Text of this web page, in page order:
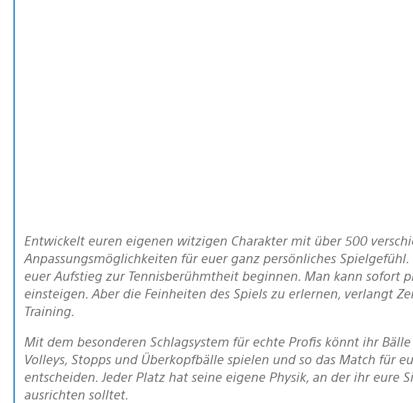
Entwickelt euren eigenen witzigen Charakter mit über 500 verschiedenen
Anpassungsmöglichkeiten für euer ganz persönliches Spielgefühl.
euer Aufstieg zur Tennisberühmtheit beginnen. Man kann sofort
einsteigen. Aber die Feinheiten des Spiels zu erlernen, verlangt
Training.
Mit dem besonderen Schlagsystem für echte Profis könnt ihr Bälle platzieren,
Volleys, Stopps und Überkopfbälle spielen und so das Match für
entscheiden. Jeder Platz hat seine eigene Physik, an der ihr eure
ausrichten solltet.